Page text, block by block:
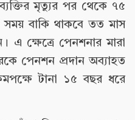
মৃত্যুর পর থেকে ৭৫
বাকি থাকবে তত মাস
এ ক্ষেত্রে পেনশনার মারা
পেনশন প্রদান অব্যাহত
টানা ১৫ বছর ধরে